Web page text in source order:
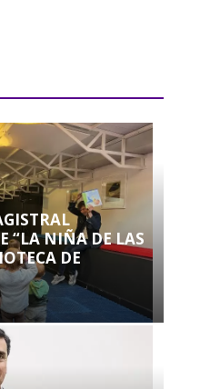
“LA NIÑA DE LAS
DE